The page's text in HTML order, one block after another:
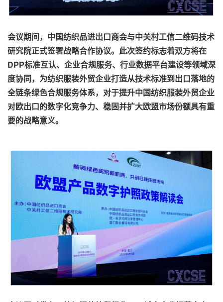
会议期间，中国纺织品进出口商会与中关村工信二维码技术
研究院正式签署战略合作协议。此次签约标志着双方将在
DPP标准互认、企业合规服务、行业数据平台建设等领域深
度协同，为纺织服装外贸企业打造从技术标准到出口落地的
全链条绿色合规服务体系，对于提升中国纺织服装外贸企业
对欧出口的数字化竞争力、稳固并扩大欧盟市场份额具有重
要的战略意义。